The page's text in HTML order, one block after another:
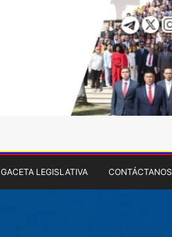
GACETA LEGISLATIVA CONTÁCTANOS